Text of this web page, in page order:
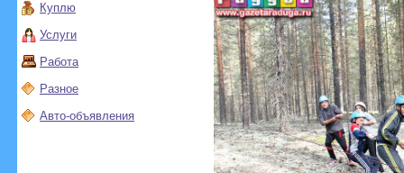
Куплю
Услуги
Работа
Разное
Авто-объявления